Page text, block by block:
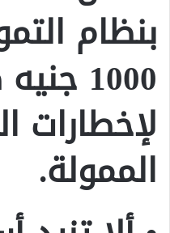
بنظام
1000
لإخطارات
الممولة.